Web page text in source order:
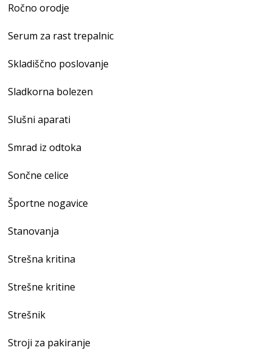
Ročno orodje
Serum za rast trepalnic
Skladiščno poslovanje
Sladkorna bolezen
Slušni aparati
Smrad iz odtoka
Sončne celice
Športne nogavice
Stanovanja
Strešna kritina
Strešne kritine
Strešnik
Stroji za pakiranje